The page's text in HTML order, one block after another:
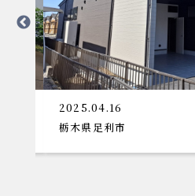
2025.04.16
栃木県足利市